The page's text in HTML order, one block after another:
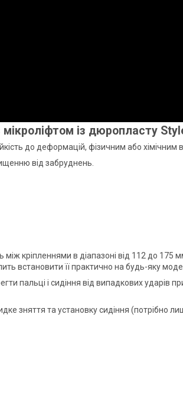
мікроліфтом із дюропласту
до деформацій, фізичним або хімічним
від забруднень.
кріпленнями в діапазоні від 112 до 175
встановити її практично на будь-яку
пальці і сидіння від випадкових ударів
зняття та установку сидіння (потрібно